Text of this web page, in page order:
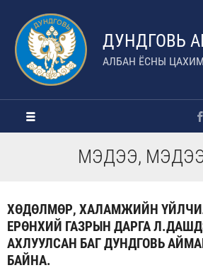
ДУНДГОВЬ
АЛБАН ЁСНЫ
МЭДЭЭ,
ХӨДӨЛМӨР, ХАЛАМЖИЙН
ЕРӨНХИЙ ГАЗРЫН ДАРГА
АХЛУУЛСАН БАГ ДУНДГОВЬ
БАЙНА.